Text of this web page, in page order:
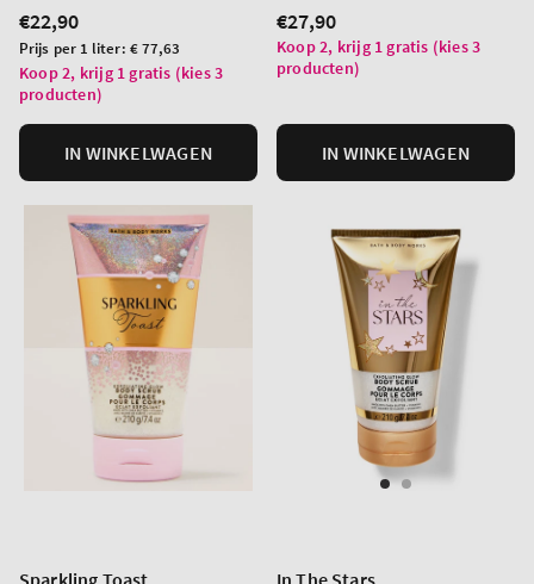
Normale
prijs
€22,90
Prijs
per
eenheid
Prijs per 1 liter: € 77,63
Koop 2, krijg 1 gratis (kies 3
producten)
IN WINKELWAGEN
Normale
prijs
€27,90
Koop 2, krijg 1 gratis (kies 3
producten)
IN WINKELWAGEN